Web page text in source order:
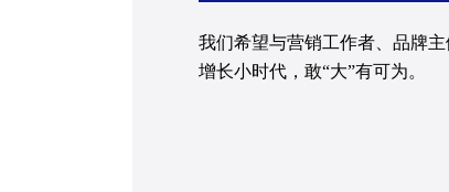
我们希望与营销工作者、品牌
增长小时代，敢“大”有可为。